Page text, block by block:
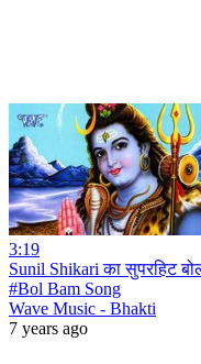
3:19
Sunil Shikari का सुपरहिट
#Bol Bam Song
Wave Music - Bhakti
7 years ago